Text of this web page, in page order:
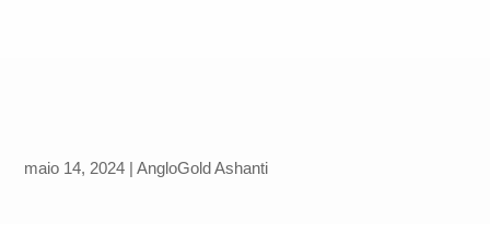
maio 14, 2024 |AngloGold Ashanti